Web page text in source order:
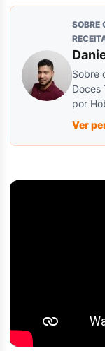
SOBRE
Sobre
Doces
por
Ver